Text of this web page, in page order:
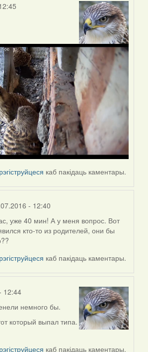
каб пакідаць каментары.
- 12:40
уже 40 мин! А у меня вопрос. Вот
кто-то из родителей, они бы
каб пакідаць каментары.
12:44
немного бы.
который выпал типа.
каб пакідаць каментары.